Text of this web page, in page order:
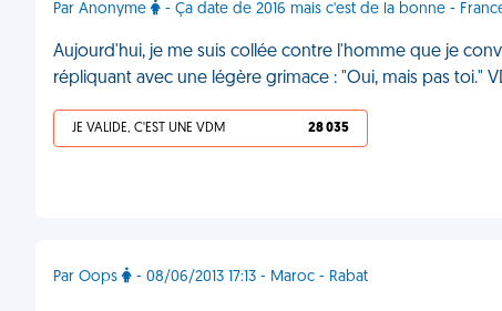
Par Anonyme - Ça date de 2016 mais c'est de la bonne -
Aujourd'hui, je me suis collée contre l'homme que je
répliquant avec une légère grimace : "Oui, mais pas toi."
JE VALIDE, C'EST UNE VDM 28 035
Par Oops - 08/06/2013 17:13 - Maroc - Rabat